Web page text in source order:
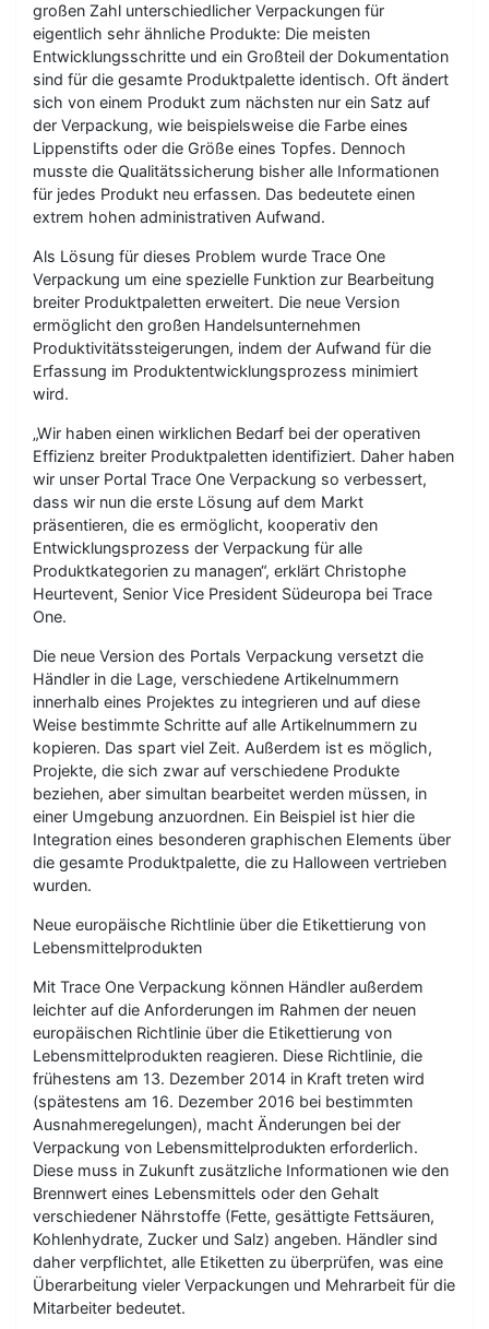
großen Zahl unterschiedlicher Verpackungen für
eigentlich sehr ähnliche Produkte: Die meisten
Entwicklungsschritte und ein Großteil der Dokumentation
sind für die gesamte Produktpalette identisch. Oft ändert
sich von einem Produkt zum nächsten nur ein Satz auf
der Verpackung, wie beispielsweise die Farbe eines
Lippenstifts oder die Größe eines Topfes. Dennoch
musste die Qualitätssicherung bisher alle Informationen
für jedes Produkt neu erfassen. Das bedeutete einen
extrem hohen administrativen Aufwand.
Als Lösung für dieses Problem wurde Trace One
Verpackung um eine spezielle Funktion zur Bearbeitung
breiter Produktpaletten erweitert. Die neue Version
ermöglicht den großen Handelsunternehmen
Produktivitätssteigerungen, indem der Aufwand für die
Erfassung im Produktentwicklungsprozess minimiert
wird.
„Wir haben einen wirklichen Bedarf bei der operativen
Effizienz breiter Produktpaletten identifiziert. Daher haben
wir unser Portal Trace One Verpackung so verbessert,
dass wir nun die erste Lösung auf dem Markt
präsentieren, die es ermöglicht, kooperativ den
Entwicklungsprozess der Verpackung für alle
Produktkategorien zu managen“, erklärt Christophe
Heurtevent, Senior Vice President Südeuropa bei Trace
One.
Die neue Version des Portals Verpackung versetzt die
Händler in die Lage, verschiedene Artikelnummern
innerhalb eines Projektes zu integrieren und auf diese
Weise bestimmte Schritte auf alle Artikelnummern zu
kopieren. Das spart viel Zeit. Außerdem ist es möglich,
Projekte, die sich zwar auf verschiedene Produkte
beziehen, aber simultan bearbeitet werden müssen, in
einer Umgebung anzuordnen. Ein Beispiel ist hier die
Integration eines besonderen graphischen Elements über
die gesamte Produktpalette, die zu Halloween vertrieben
wurden.
Neue europäische Richtlinie über die Etikettierung von
Lebensmittelprodukten
Mit Trace One Verpackung können Händler außerdem
leichter auf die Anforderungen im Rahmen der neuen
europäischen Richtlinie über die Etikettierung von
Lebensmittelprodukten reagieren. Diese Richtlinie, die
frühestens am 13. Dezember 2014 in Kraft treten wird
(spätestens am 16. Dezember 2016 bei bestimmten
Ausnahmeregelungen), macht Änderungen bei der
Verpackung von Lebensmittelprodukten erforderlich.
Diese muss in Zukunft zusätzliche Informationen wie den
Brennwert eines Lebensmittels oder den Gehalt
verschiedener Nährstoffe (Fette, gesättigte Fettsäuren,
Kohlenhydrate, Zucker und Salz) angeben. Händler sind
daher verpflichtet, alle Etiketten zu überprüfen, was eine
Überarbeitung vieler Verpackungen und Mehrarbeit für die
Mitarbeiter bedeutet.